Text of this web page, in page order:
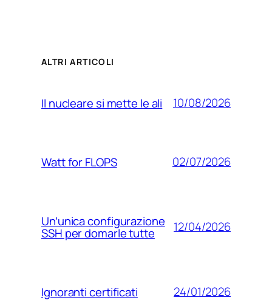
ALTRI ARTICOLI
Il nucleare si mette le ali 10/08/2026
Watt for FLOPS 02/07/2026
Un’unica configurazione
SSH per domarle tutte 12/04/2026
Ignoranti certificati 24/01/2026